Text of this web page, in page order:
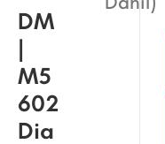
DM
|
M5
602
Dia